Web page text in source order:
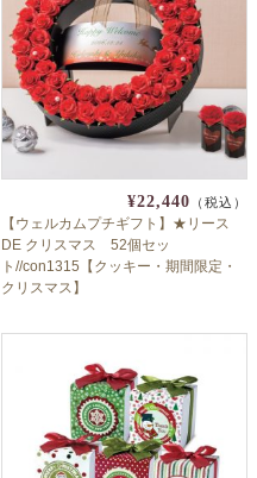
¥22,440 （税込）
【ウェルカムプチギフト】★リース
DE クリスマス 52個セッ
ト//con1315【クッキー・期間限定・
クリスマス】